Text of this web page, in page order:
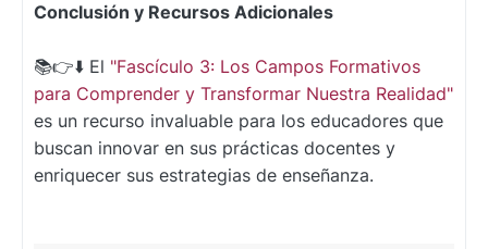
Conclusión y Recursos Adicionales
📚👉⬇️ El "Fascículo 3: Los Campos Formativos
para Comprender y Transformar Nuestra Realidad"
es un recurso invaluable para los educadores que
buscan innovar en sus prácticas docentes y
enriquecer sus estrategias de enseñanza.